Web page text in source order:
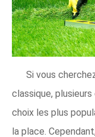
Si vous
classique,
choix les plus
la place.